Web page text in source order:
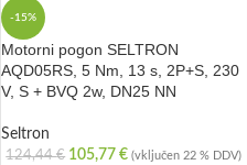
-15%
Motorni pogon SELTRON
AQD05RS, 5 Nm, 13 s, 2P+S, 230
V, S + BVQ 2w, DN25 NN
Seltron
124,44€ 105,77€ (vključen 22 % DDV)